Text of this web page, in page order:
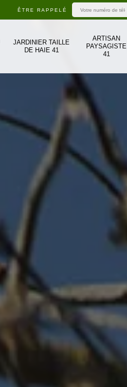
ÊTRE RAPPELÉ
JARDINIER TAILLE
DE HAIE 41
ARTISAN
PAYSAGISTE
41